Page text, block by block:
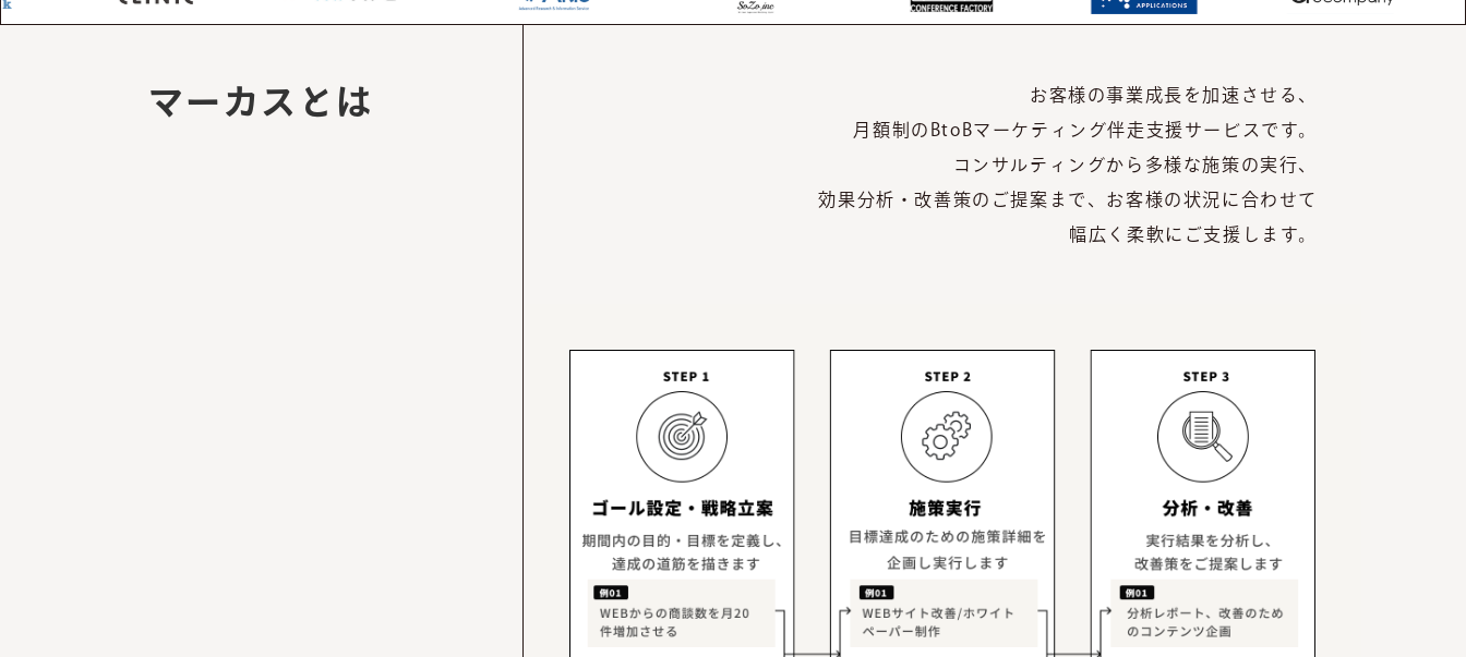
マーカスとは
お客様の事業成長を加速させる、
月額制のBtoBマーケティング伴走支援サービスです。
コンサルティングから多様な施策の実行、
効果分析・改善策のご提案まで、お客様の状況に合わせて
幅広く柔軟にご支援します。